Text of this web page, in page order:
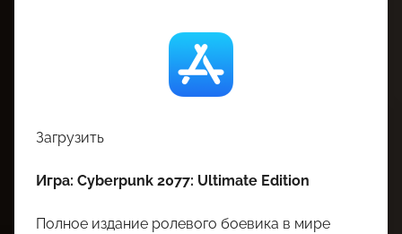
Загрузить
Игра: Cyberpunk 2077: Ultimate Edition
Полное издание ролевого боевика в мире